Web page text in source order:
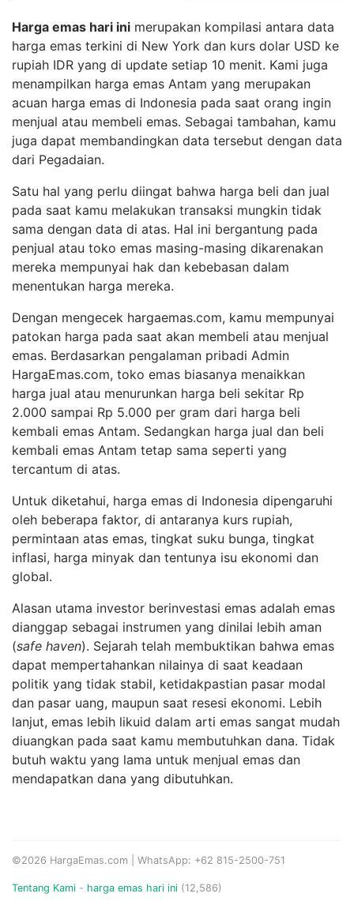
Harga emas hari ini merupakan kompilasi antara data
harga emas terkini di New York dan kurs dolar USD ke
rupiah IDR yang di update setiap 10 menit. Kami juga
menampilkan harga emas Antam yang merupakan
acuan harga emas di Indonesia pada saat orang ingin
menjual atau membeli emas. Sebagai tambahan, kamu
juga dapat membandingkan data tersebut dengan data
dari Pegadaian.
Satu hal yang perlu diingat bahwa harga beli dan jual
pada saat kamu melakukan transaksi mungkin tidak
sama dengan data di atas. Hal ini bergantung pada
penjual atau toko emas masing-masing dikarenakan
mereka mempunyai hak dan kebebasan dalam
menentukan harga mereka.
Dengan mengecek hargaemas.com, kamu mempunyai
patokan harga pada saat akan membeli atau menjual
emas. Berdasarkan pengalaman pribadi Admin
HargaEmas.com, toko emas biasanya menaikkan
harga jual atau menurunkan harga beli sekitar Rp
2.000 sampai Rp 5.000 per gram dari harga beli
kembali emas Antam. Sedangkan harga jual dan beli
kembali emas Antam tetap sama seperti yang
tercantum di atas.
Untuk diketahui, harga emas di Indonesia dipengaruhi
oleh beberapa faktor, di antaranya kurs rupiah,
permintaan atas emas, tingkat suku bunga, tingkat
inflasi, harga minyak dan tentunya isu ekonomi dan
global.
Alasan utama investor berinvestasi emas adalah emas
dianggap sebagai instrumen yang dinilai lebih aman
(safe haven). Sejarah telah membuktikan bahwa emas
dapat mempertahankan nilainya di saat keadaan
politik yang tidak stabil, ketidakpastian pasar modal
dan pasar uang, maupun saat resesi ekonomi. Lebih
lanjut, emas lebih likuid dalam arti emas sangat mudah
diuangkan pada saat kamu membutuhkan dana. Tidak
butuh waktu yang lama untuk menjual emas dan
mendapatkan dana yang dibutuhkan.
©2026 HargaEmas.com | WhatsApp: +62 815-2500-751
Tentang Kami - harga emas hari ini (12,586)